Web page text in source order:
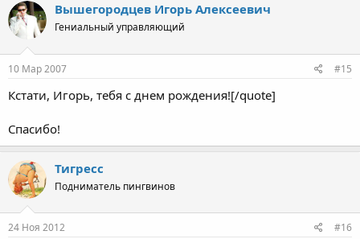
Вышегородцев Игорь Алексеевич
Гениальный управляющий
10 Мар 2007 #15
Кстати, Игорь, тебя с днем рождения![/quote]
Спасибо!
Тигресс
Подниматель пингвинов
24 Ноя 2012 #16